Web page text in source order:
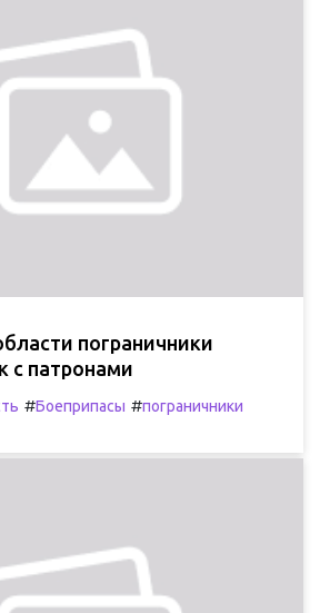
пограничники
с патронами
#Боеприпасы #пограничники